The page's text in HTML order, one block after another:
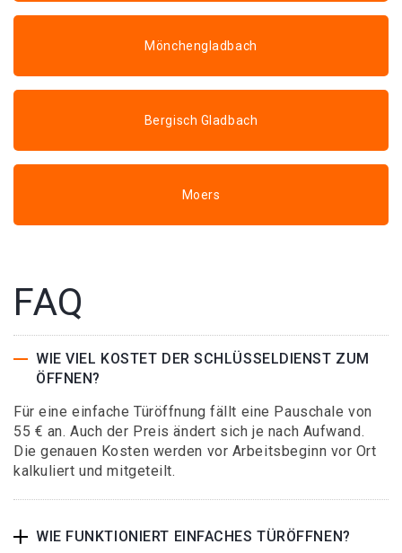
Mönchengladbach
Bergisch Gladbach
Moers
FAQ
WIE VIEL KOSTET DER SCHLÜSSELDIENST ZUM
ÖFFNEN?
Für eine einfache Türöffnung fällt eine Pauschale von
55 € an. Auch der Preis ändert sich je nach Aufwand.
Die genauen Kosten werden vor Arbeitsbeginn vor Ort
kalkuliert und mitgeteilt.
WIE FUNKTIONIERT EINFACHES TÜRÖFFNEN?